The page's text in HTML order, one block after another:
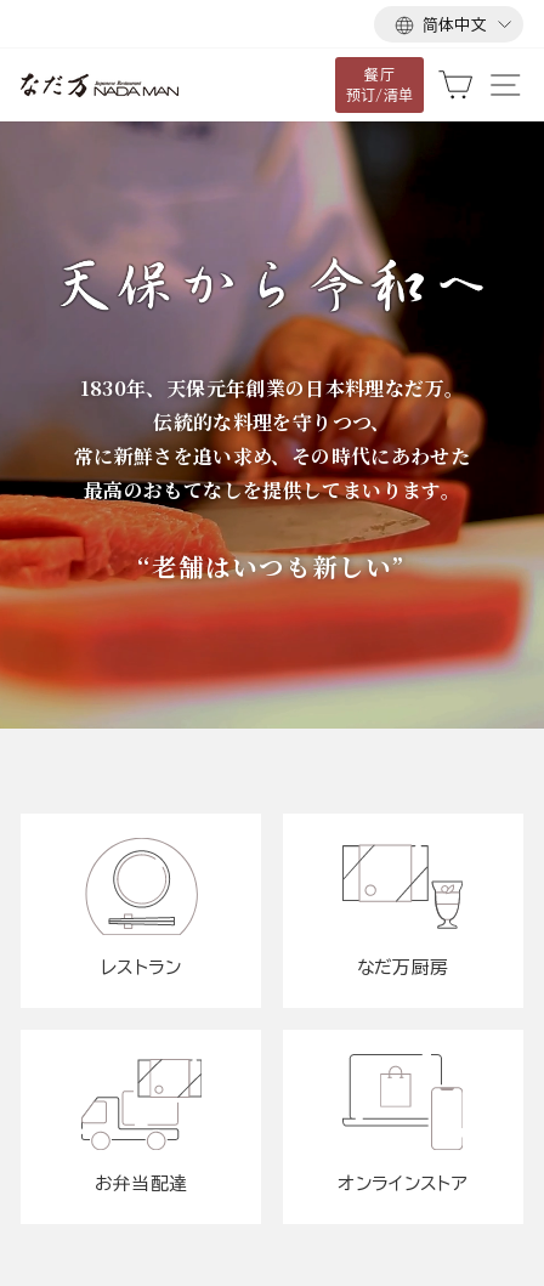
语
言
简体中文
な
餐厅
预订/清单
大车
1830年、天保元年創業の日本料理なだ万。
伝統的な料理を守りつつ、
常に新鮮さを追い求め、その時代にあわせた
最高のおもてなしを提供してまいります。
“老舗はいつも新しい”
レストラン なだ万厨房
お弁当配達 オンラインストア